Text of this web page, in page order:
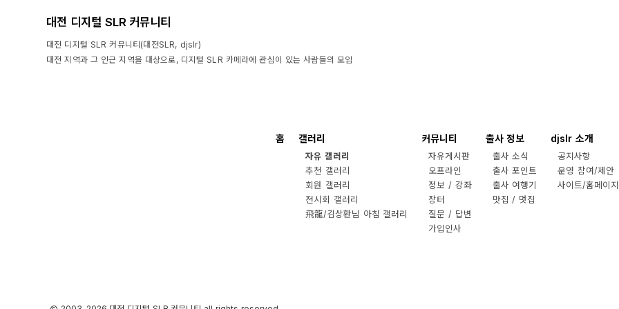
대전 디지털 SLR 커뮤니티
대전 디지털 SLR 커뮤니티(대전SLR, djslr)
대전 지역과 그 인근 지역을 대상으로, 디지털 SLR 카메라에 관심이 있는 사람들의 모임
홈 갤러리
자유 갤러리
추천 갤러리
회원 갤러리
전시회 갤러리
飛龍/김상환님 아침 갤러리
커뮤니티
자유게시판
오프라인
정보 / 강좌
장터
질문 / 답변
가입인사
출사 정보
출사 소식
출사 포인트
출사 여행기
맛집 / 멋집
djslr 소개
공지사항
운영 참여/제안
사이트/홈페이